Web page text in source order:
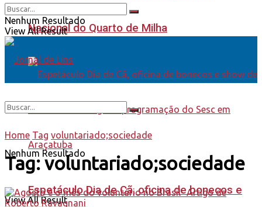
Nacional do Quarto de Milha
Espetáculo Dia de Cã, oficina de bonecos e
Nenhum Resultado
View All Result
Nenhum Resultado
View All Result
Home Tag voluntariado;sociedade
Tag:voluntariado;sociedade